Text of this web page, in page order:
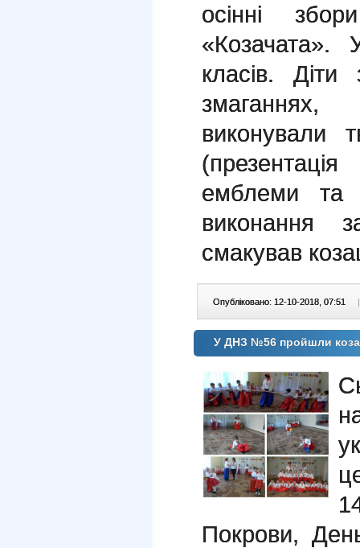
осінні
«Козачата».
класів. Діти
змаганнях,
виконували
емблеми та
виконання
смакував
Опубліковано: 12-10-2018, 07:51 |
У ДНЗ №56 пройшли
Покрови,